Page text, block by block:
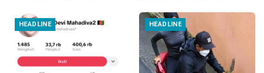
HEADLINE HEADLINE